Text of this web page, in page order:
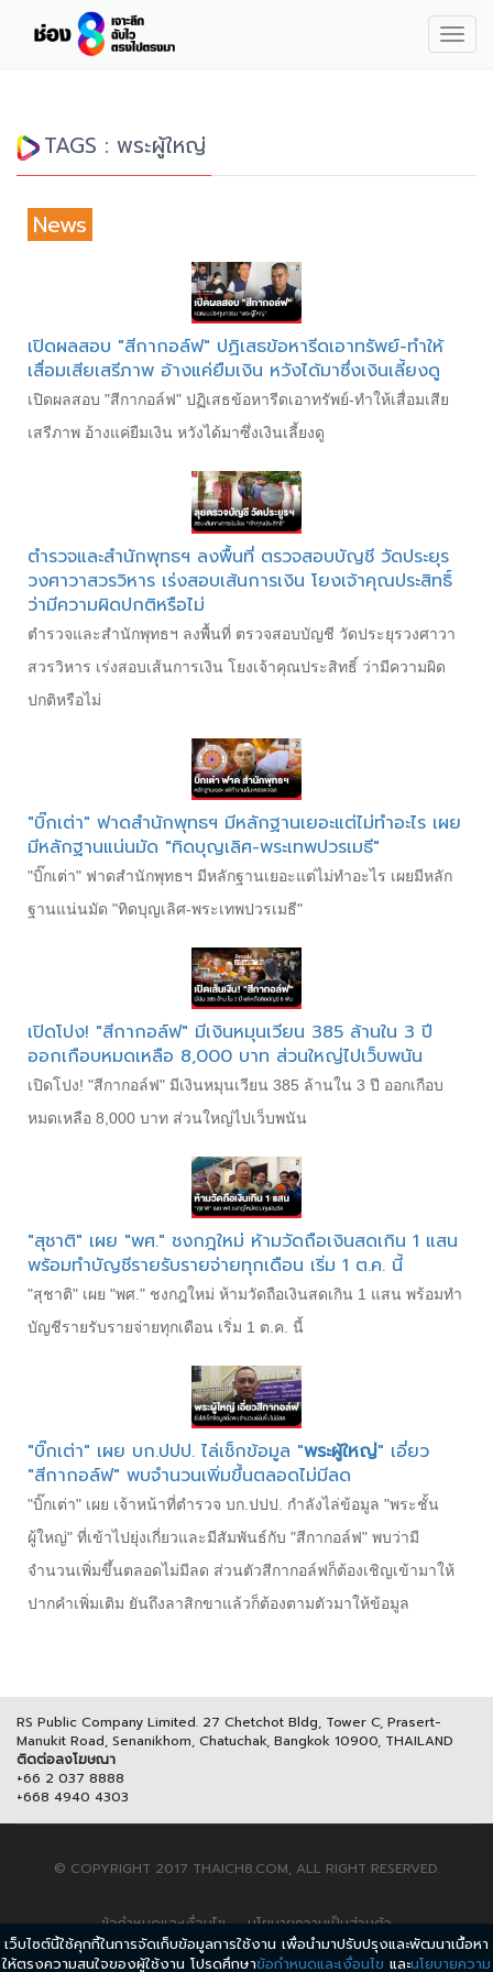
TAGS : พระผู้ใหญ่
News
เปิดผลสอบ "สีกากอล์ฟ" ปฏิเสธข้อหารีดเอาทรัพย์-ทำให้
เสื่อมเสียเสรีภาพ อ้างแค่ยืมเงิน หวังได้มาซึ่งเงินเลี้ยงดู
เปิดผลสอบ "สีกากอล์ฟ" ปฏิเสธข้อหารีดเอาทรัพย์-ทำให้เสื่อมเสีย
เสรีภาพ อ้างแค่ยืมเงิน หวังได้มาซึ่งเงินเลี้ยงดู
ตำรวจและสำนักพุทธฯ ลงพื้นที่ ตรวจสอบบัญชี วัดประยุร
วงศาวาสวรวิหาร เร่งสอบเส้นการเงิน โยงเจ้าคุณประสิทธิ์
ว่ามีความผิดปกติหรือไม่
ตำรวจและสำนักพุทธฯ ลงพื้นที่ ตรวจสอบบัญชี วัดประยุรวงศาวา
สวรวิหาร เร่งสอบเส้นการเงิน โยงเจ้าคุณประสิทธิ์ ว่ามีความผิด
ปกติหรือไม่
"บิ๊กเต่า" ฟาดสำนักพุทธฯ มีหลักฐานเยอะแต่ไม่ทำอะไร เผย
มีหลักฐานแน่นมัด "ทิดบุญเลิศ-พระเทพปวรเมธี"
"บิ๊กเต่า" ฟาดสำนักพุทธฯ มีหลักฐานเยอะแต่ไม่ทำอะไร เผยมีหลัก
ฐานแน่นมัด "ทิดบุญเลิศ-พระเทพปวรเมธี"
เปิดโปง! "สีกากอล์ฟ" มีเงินหมุนเวียน 385 ล้านใน 3 ปี
ออกเกือบหมดเหลือ 8,000 บาท ส่วนใหญ่ไปเว็บพนัน
เปิดโปง! "สีกากอล์ฟ" มีเงินหมุนเวียน 385 ล้านใน 3 ปี ออกเกือบ
หมดเหลือ 8,000 บาท ส่วนใหญ่ไปเว็บพนัน
"สุชาติ" เผย "พศ." ชงกฎใหม่ ห้ามวัดถือเงินสดเกิน 1 แสน
พร้อมทำบัญชีรายรับรายจ่ายทุกเดือน เริ่ม 1 ต.ค. นี้
"สุชาติ" เผย "พศ." ชงกฎใหม่ ห้ามวัดถือเงินสดเกิน 1 แสน พร้อมทำ
บัญชีรายรับรายจ่ายทุกเดือน เริ่ม 1 ต.ค. นี้
"บิ๊กเต่า" เผย บก.ปปป. ไล่เช็กข้อมูล "พระผู้ใหญ่" เอี่ยว
"สีกากอล์ฟ" พบจำนวนเพิ่มขึ้นตลอดไม่มีลด
"บิ๊กเต่า" เผย เจ้าหน้าที่ตำรวจ บก.ปปป. กำลังไล่ข้อมูล "พระชั้น
ผู้ใหญ่" ที่เข้าไปยุ่งเกี่ยวและมีสัมพันธ์กับ "สีกากอล์ฟ" พบว่ามี
จำนวนเพิ่มขึ้นตลอดไม่มีลด ส่วนตัวสีกากอล์ฟก็ต้องเชิญเข้ามาให้
ปากคำเพิ่มเติม ยันถึงลาสิกขาแล้วก็ต้องตามตัวมาให้ข้อมูล
RS Public Company Limited. 27 Chetchot Bldg, Tower C, Prasert-
Manukit Road, Senanikhom, Chatuchak, Bangkok 10900, THAILAND
ติดต่อลงโฆษณา
+66 2 037 8888
+668 4940 4303
© COPYRIGHT 2017 THAICH8.COM, ALL RIGHT RESERVED.
ข้อกำหนดและเงื่อนไข นโยบายความเป็นส่วนตัว
เว็บไซต์นี้ใช้คุกกี้ในการจัดเก็บข้อมูลการใช้งาน เพื่อนำมาปรับปรุงและพัฒนาเนื้อหา
ให้ตรงความสนใจของผู้ใช้งาน โปรดศึกษาข้อกำหนดและเงื่อนไข และนโยบายความ